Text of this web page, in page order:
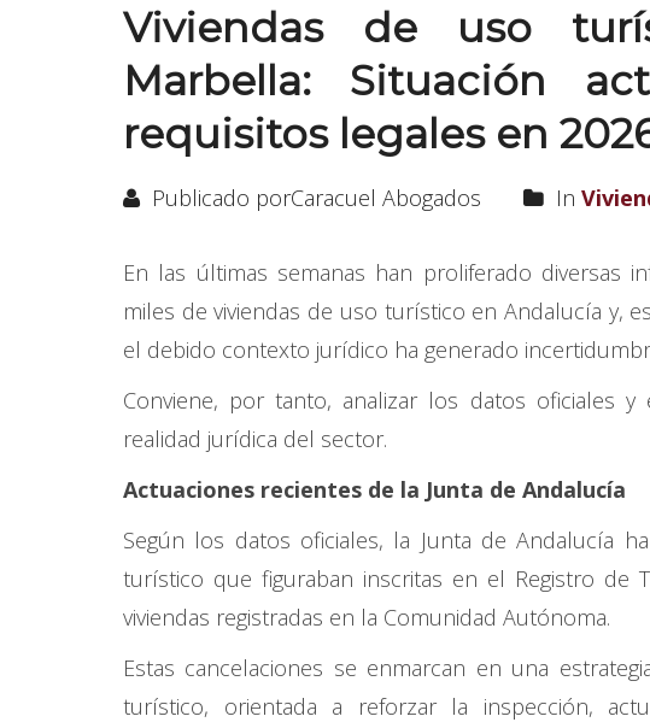
Viviendas de uso
Marbella: Situación
requisitos legales en
Publicado porCaracuel Abogados In
En las últimas semanas han proliferado diversas
miles de viviendas de uso turístico en Andalucía y,
el debido contexto jurídico ha generado
Conviene, por tanto, analizar los datos oficiales
realidad jurídica del sector.
Actuaciones recientes de la Junta de Andalucía
Según los datos oficiales, la Junta de Andalucía
turístico que figuraban inscritas en el Registro de
viviendas registradas en la Comunidad Autónoma.
Estas cancelaciones se enmarcan en una
turístico, orientada a reforzar la inspección,